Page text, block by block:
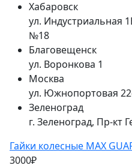
Хабаровск
ул. Индустриальная
№18
Благовещенск
ул. Воронкова 1
Москва
ул. Южнопортовая
Зеленоград
г. Зеленоград, Пр-кт
Гайки колесные MAX
3000₽